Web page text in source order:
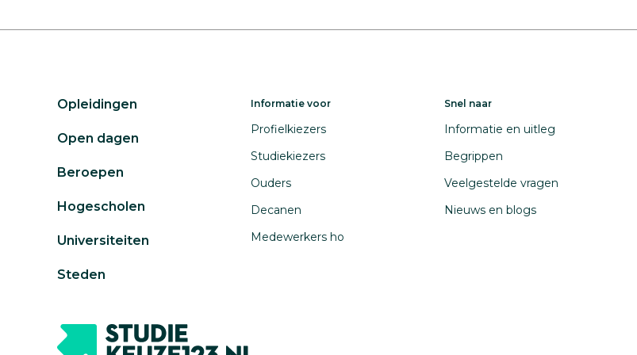
Opleidingen
Open dagen
Beroepen
Hogescholen
Universiteiten
Steden
Informatie voor
Profielkiezers
Studiekiezers
Ouders
Decanen
Medewerkers ho
Snel naar
Informatie en uitleg
Begrippen
Veelgestelde vragen
Nieuws en blogs